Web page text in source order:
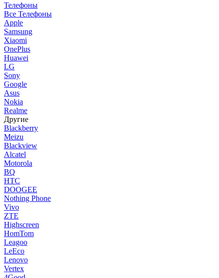
Телефоны
Все Телефоны
Apple
Samsung
Xiaomi
OnePlus
Huawei
LG
Sony
Google
Asus
Nokia
Realme
Другие
Blackberry
Meizu
Blackview
Alcatel
Motorola
BQ
HTC
DOOGEE
Nothing Phone
Vivo
ZTE
Highscreen
HomTom
Leagoo
LeEco
Lenovo
Vertex